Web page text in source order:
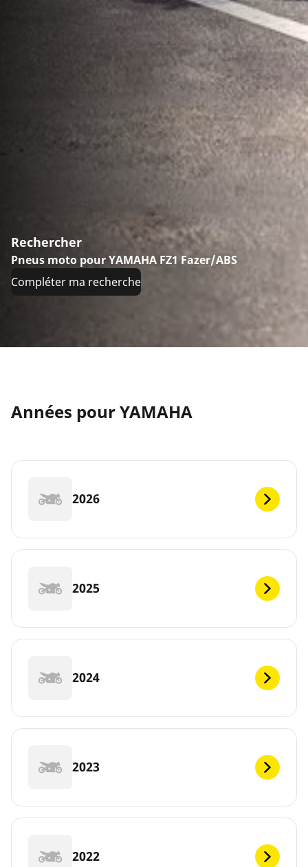
Rechercher
Pneus moto pour YAMAHA FZ1 Fazer/ABS
Compléter ma recherche
Années pour YAMAHA
2026
2025
2024
2023
2022